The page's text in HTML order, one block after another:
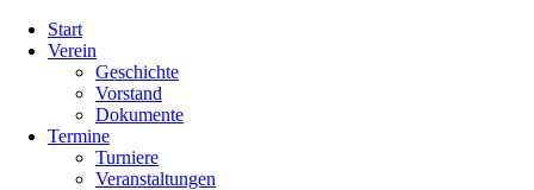
überspringen
Start
Verein
Geschichte
Vorstand
Dokumente
Termine
Turniere
Veranstaltungen